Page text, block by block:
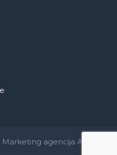
Marketing agencija ApaOne